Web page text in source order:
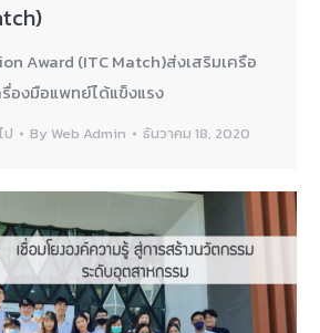
Award (ITC Match)ส่งเสริมเครือ
องมือแพทย์ได้แข็งแรง
ป By Web Admin ธันวาคม 18, 2020